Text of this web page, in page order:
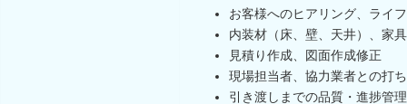
お客様へのヒアリング、ライ
内装材（床、壁、天井）、家
見積り作成、図面作成修正
現場担当者、協力業者との打
引き渡しまでの品質・進捗管理